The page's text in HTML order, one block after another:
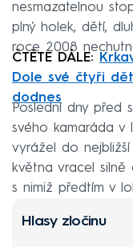
nesmazatelnou
plný holek, dětí,
roce 2008
ČTĚTE DÁLE:
Dole své čtyři
dodnes
Poslední dny před
svého kamaráda v
vyrážel do
května vracel
s nimiž předtím v
Hlasy zločinu